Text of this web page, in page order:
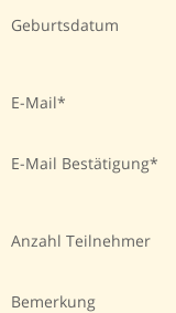
Geburtsdatum
E-Mail
E-Mail Bestätigung
Anzahl Teilnehmer
Bemerkung